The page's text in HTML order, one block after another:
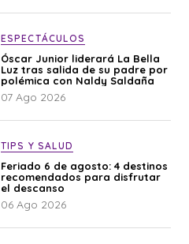
ESPECTÁCULOS
Óscar Junior liderará La Bella
Luz tras salida de su padre por
polémica con Naldy Saldaña
07 Ago 2026
TIPS Y SALUD
Feriado 6 de agosto: 4 destinos
recomendados para disfrutar
el descanso
06 Ago 2026